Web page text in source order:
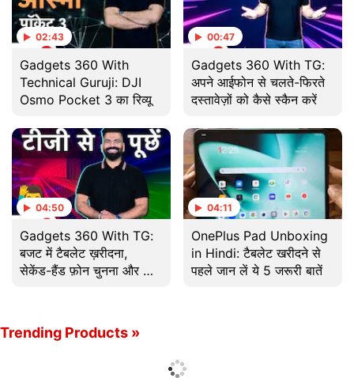
02:43
Gadgets 360 With
Technical Guruji: DJI
Osmo Pocket 3 का रिव्यू
00:47
Gadgets 360 With TG:
अपने आईफोन से चलते-फिरते
दस्तावेज़ों को कैसे स्कैन करें
04:50
Gadgets 360 With TG:
बजट में टैबलेट ख़रीदना,
सेकेंड-हैंड फ़ोन चुनना और भी
04:11
OnePlus Pad Unboxing
in Hindi: टैबलेट खरीदने से
पहले जान लें ये 5 जरूरी बातें
Trending Products »